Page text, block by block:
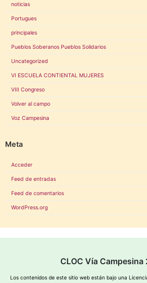
noticias
Portugues
principales
Pueblos Soberanos Pueblos Solidarios
Uncategorized
VI ESCUELA CONTIENTAL MUJERES
VIII Congreso
Volver al campo
Voz Campesina
Meta
Acceder
Feed de entradas
Feed de comentarios
WordPress.org
CLOC Vía Campesina
Los contenidos de este sitio web están bajo una